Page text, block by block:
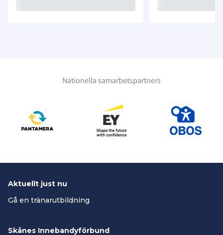
Nationella samarbetspartners
Aktuellt just nu
Gå en tränarutbildning
Skånes Innebandyförbund